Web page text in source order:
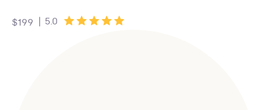
$199 | 5.0